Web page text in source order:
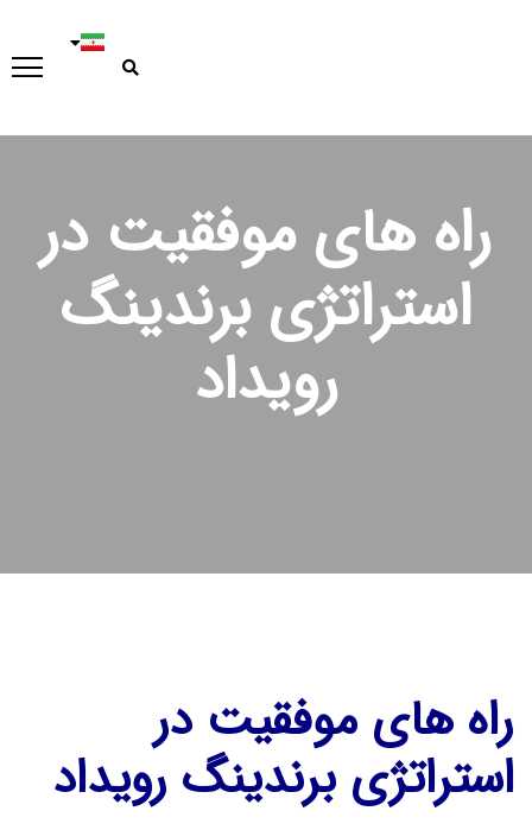
راه های موفقیت در
استراتژی برندینگ
رویداد
راه های موفقیت در
استراتژی برندینگ رویداد